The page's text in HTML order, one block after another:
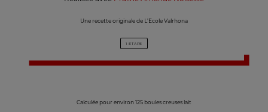
Une recette originale de L’Ecole Valrhona
1 ÉTAPE
Calculée pour environ 125 boules creuses lait